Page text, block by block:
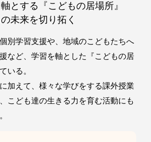
とする『こどもの居場所』
未来を切り拓く
別学習支援や、地域のこどもたちへ
など、学習を軸とした『こどもの居
いる。
加えて、様々な学びをする課外授業
こども達の生きる力を育む活動にも